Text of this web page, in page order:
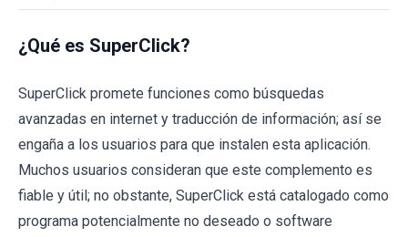
¿Qué es SuperClick?
SuperClick promete funciones como búsquedas
avanzadas en internet y traducción de información; así se
engaña a los usuarios para que instalen esta aplicación.
Muchos usuarios consideran que este complemento es
fiable y útil; no obstante, SuperClick está catalogado como
programa potencialmente no deseado o software